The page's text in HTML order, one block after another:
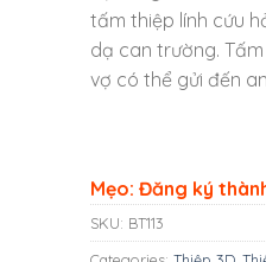
tấm thiệp lính cứu
dạ can trường.
vợ có thể gửi đến
Mẹo: Đăng ký
SKU: BT113